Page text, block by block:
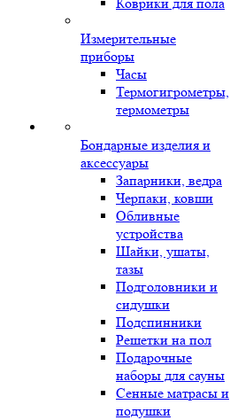
Измерительные
приборы
Часы
Термогигрометры,
термометры
Бондарные изделия и
аксессуары
Запарники, ведра
Черпаки, ковши
Обливные
устройства
Шайки, ушаты,
тазы
Подголовники и
сидушки
Подспинники
Решетки на пол
Подарочные
наборы для сауны
Сенные матрасы и
подушки